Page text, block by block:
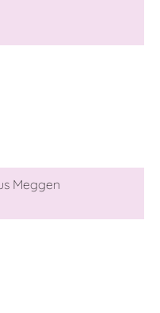
Meggen